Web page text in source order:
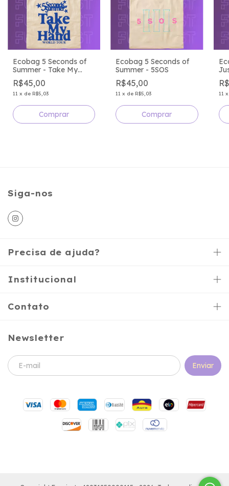
Ecobag 5 Seconds of
Summer - Take My
Hand World Tour
R$45,00
11 x de R$5,03
Ecobag 5 Seconds of
Summer - 5SOS
R$45,00
11 x de R$5,03 11
Siga-nos
Precisa de ajuda?
Institucional
Contato
Newsletter